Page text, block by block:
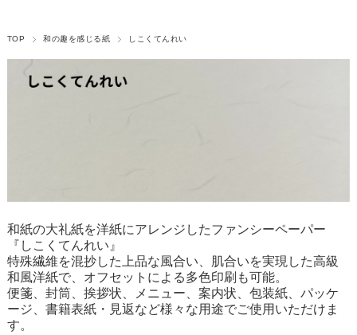
TOP 和の趣を感じる紙 しこくてんれい
和紙の大礼紙を洋紙にアレンジしたファンシーペーパー
『しこくてんれい』
特殊繊維を混抄した上品な風合い、肌合いを実現した高級
和風洋紙で、オフセットによる多色印刷も可能。
便箋、封筒、挨拶状、メニュー、案内状、包装紙、パッケ
ージ、書籍表紙・見返など様々な用途でご使用いただけま
す。